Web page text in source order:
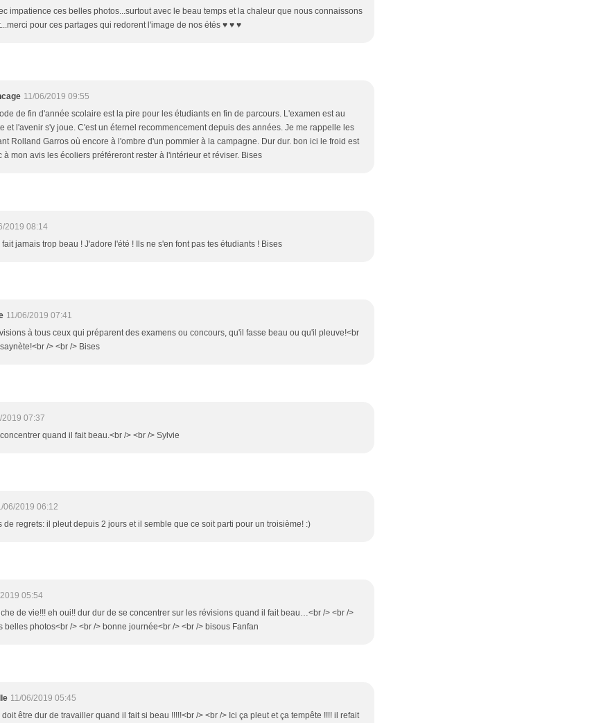
impatience ces belles photos...surtout avec le beau temps et la chaleur que nous connaissons
pour ces partages qui redorent l'image de nos étés ♥ ♥ ♥
11/06/2019 09:55
de fin d'année scolaire est la pire pour les étudiants en fin de parcours. L'examen est au
et l'avenir s'y joue. C'est un éternel recommencement depuis des années. Je me rappelle les
Rolland Garros où encore à l'ombre d'un pommier à la campagne. Dur dur. bon ici le froid est
à mon avis les écoliers préféreront rester à l'intérieur et réviser. Bises
2019 08:14
jamais trop beau ! J'adore l'été ! Ils ne s'en font pas tes étudiants ! Bises
11/06/2019 07:41
à tous ceux qui préparent des examens ou concours, qu'il fasse beau ou qu'il pleuve!<br
/> <br /> Bises
2019 07:37
quand il fait beau.<br /> <br /> Sylvie
06/2019 06:12
de regrets: il pleut depuis 2 jours et il semble que ce soit parti pour un troisième! :)
05:54
de vie!!! eh oui!! dur dur de se concentrer sur les révisions quand il fait beau…<br /> <br />
belles photos<br /> <br /> bonne journée<br /> <br /> bisous Fanfan
11/06/2019 05:45
être dur de travailler quand il fait si beau !!!!!<br /> <br /> Ici ça pleut et ça tempête !!!! il refait